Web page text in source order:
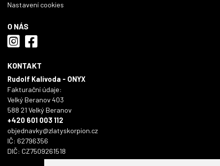
Nastavení cookies
O NÁS
KONTAKT
Rudolf Kalivoda - ONYX
Fakturační údaje:
Velký Beranov 403
588 21 Velký Beranov
+420 601 003 112
objednavky@zlatyskorpion.cz
IČ: 62796356
DIČ: CZ7509261518